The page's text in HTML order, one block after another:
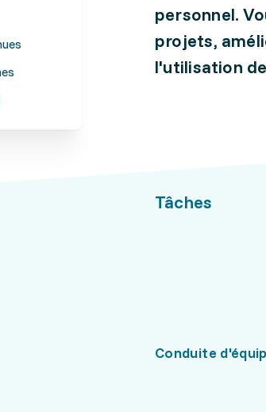
personnel.
projets,
l'utilisation
Tâches
Conduite